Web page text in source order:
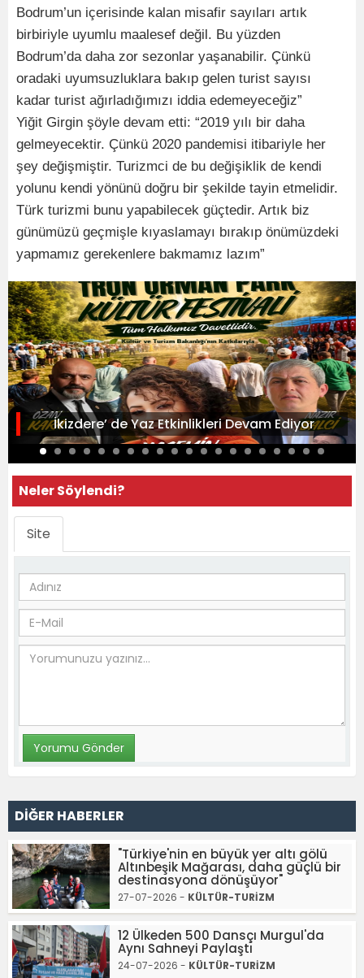
Bodrum’un içerisinde kalan misafir sayıları artık
birbiriyle uyumlu maalesef değil. Bu yüzden
Bodrum’da daha zor sezonlar yaşanabilir. Çünkü
oradaki uyumsuzluklara bakıp gelen turist sayısı
kadar turist ağırladığımızı iddia edemeyeceğiz”
Yiğit Girgin şöyle devam etti: “2019 yılı bir daha
gelmeyecektir. Çünkü 2020 pandemisi itibariyle her
şey değişmiştir. Turizmci de bu değişiklik de kendi
yolunu kendi yönünü doğru bir şekilde tayin etmelidir.
Türk turizmi bunu yapabilecek güçtedir. Artık biz
günümüzü geçmişle kıyaslamayı bırakıp önümüzdeki
yapmamız gerekenlere bakmamız lazım”
İkizdere’ de Yaz Etkinlikleri Devam Ediyor
Neler Söylendi?
Site
DİĞER HABERLER
"Türkiye'nin en büyük yer altı gölü
Altınbeşik Mağarası, daha güçlü bir
destinasyona dönüşüyor"
27-07-2026 - KÜLTÜR-TURİZM
12 Ülkeden 500 Dansçı Murgul'da
Aynı Sahneyi Paylaştı
24-07-2026 - KÜLTÜR-TURİZM